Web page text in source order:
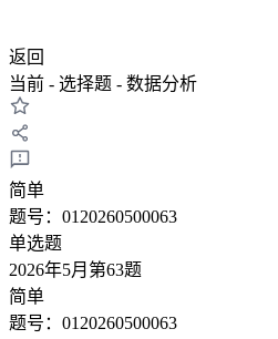
返回
当前 - 选择题 - 数据分析
简单
题号：0120260500063
单选题
2026年5月第63题
简单
题号：0120260500063